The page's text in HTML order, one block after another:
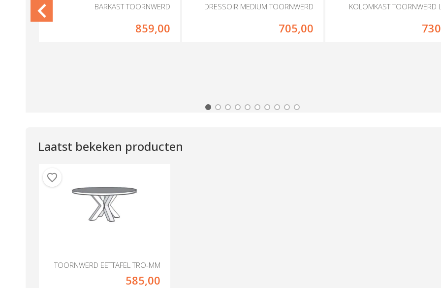
BARKAST TOORNWERD
859,00
DRESSOIR MEDIUM TOORNWERD
705,00
KOLOMKAST TOORNWERD
Laatst bekeken producten
TOORNWERD EETTAFEL TRO-MM
585,00